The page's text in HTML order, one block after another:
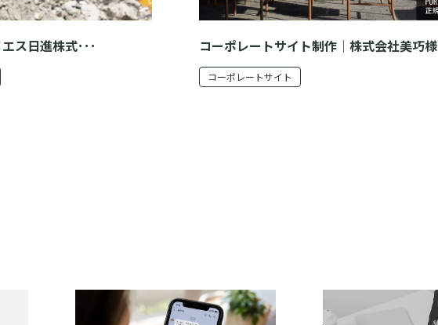
ス日進株式･･･ コーポレートサイト制作｜株式会社美巧様
コーポレートサイト